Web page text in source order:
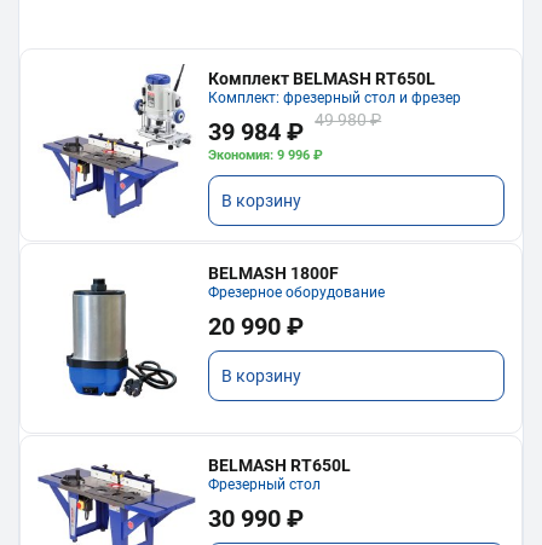
Комплект BELMASH RT650L
Комплект: фрезерный стол и фрезер
39 984 ₽ 49 980 ₽
Экономия: 9 996 ₽
В корзину
BELMASH 1800F
Фрезерное оборудование
20 990 ₽
В корзину
BELMASH RT650L
Фрезерный стол
30 990 ₽